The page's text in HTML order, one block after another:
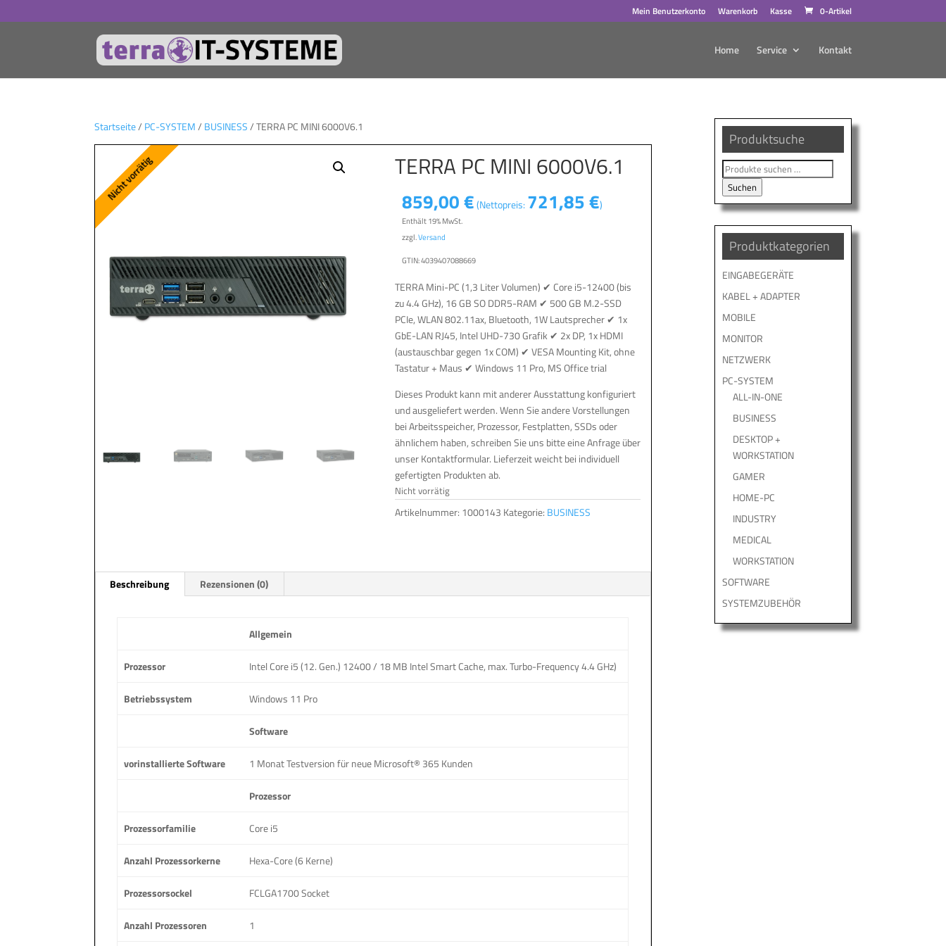
Mein Benutzerkonto Warenkorb Kasse 0-Artikel
Home Service Kontakt
Startseite/ PC-SYSTEM/ BUSINESS/ TERRA PC MINI 6000V6.1
TERRA PC MINI 6000V6.1
859,00€(Nettopreis: 721,85€)
Enthält 19% MwSt.
zzgl.Versand
GTIN: 4039407088669
TERRA Mini-PC (1,3 Liter Volumen) ✔ Core i5-12400 (bis
zu 4.4 GHz), 16 GB SO DDR5-RAM ✔ 500 GB M.2-SSD
PCIe, WLAN 802.11ax, Bluetooth, 1W Lautsprecher ✔ 1x
GbE-LAN RJ45, Intel UHD-730 Grafik ✔ 2x DP, 1x HDMI
(austauschbar gegen 1x COM) ✔ VESA Mounting Kit, ohne
Tastatur + Maus ✔ Windows 11 Pro, MS Office trial
Dieses Produkt kann mit anderer Ausstattung konfiguriert
und ausgeliefert werden. Wenn Sie andere Vorstellungen
bei Arbeitsspeicher, Prozessor, Festplatten, SSDs oder
ähnlichem haben, schreiben Sie uns bitte eine Anfrage über
unser Kontaktformular. Lieferzeit weicht bei individuell
gefertigten Produkten ab.
Nicht vorrätig
Artikelnummer: 1000143 Kategorie: BUSINESS
Beschreibung Rezensionen (0)
Allgemein
Prozessor Intel Core i5 (12. Gen.) 12400 / 18 MB Intel Smart Cache, max. Turbo-Frequency 4.4 GHz)
Betriebssystem Windows 11 Pro
Software
vorinstallierte Software 1 Monat Testversion für neue Microsoft® 365 Kunden
Prozessor
Prozessorfamilie Core i5
Anzahl Prozessorkerne Hexa-Core (6 Kerne)
Prozessorsockel FCLGA1700 Socket
Anzahl Prozessoren 1
Produktsuche
Suche
nach:
Suchen
Produktkategorien
EINGABEGERÄTE
KABEL + ADAPTER
MOBILE
MONITOR
NETZWERK
PC-SYSTEM
ALL-IN-ONE
BUSINESS
DESKTOP +
WORKSTATION
GAMER
HOME-PC
INDUSTRY
MEDICAL
WORKSTATION
SOFTWARE
SYSTEMZUBEHÖR